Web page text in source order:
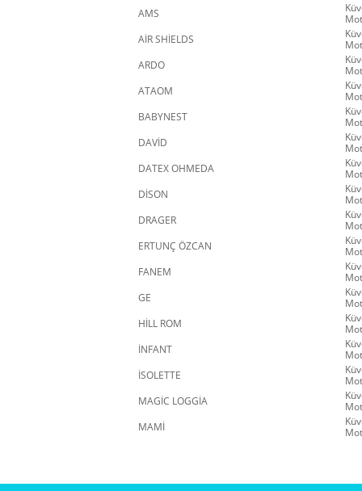
AMS
AİR SHİELDS
ARDO
ATAOM
BABYNEST
DAVİD
DATEX OHMEDA
DİSON
DRAGER
ERTUNÇ ÖZCAN
FANEM
GE
HİLL ROM
İNFANT
İSOLETTE
MAGİC LOGGİA
MAMİ